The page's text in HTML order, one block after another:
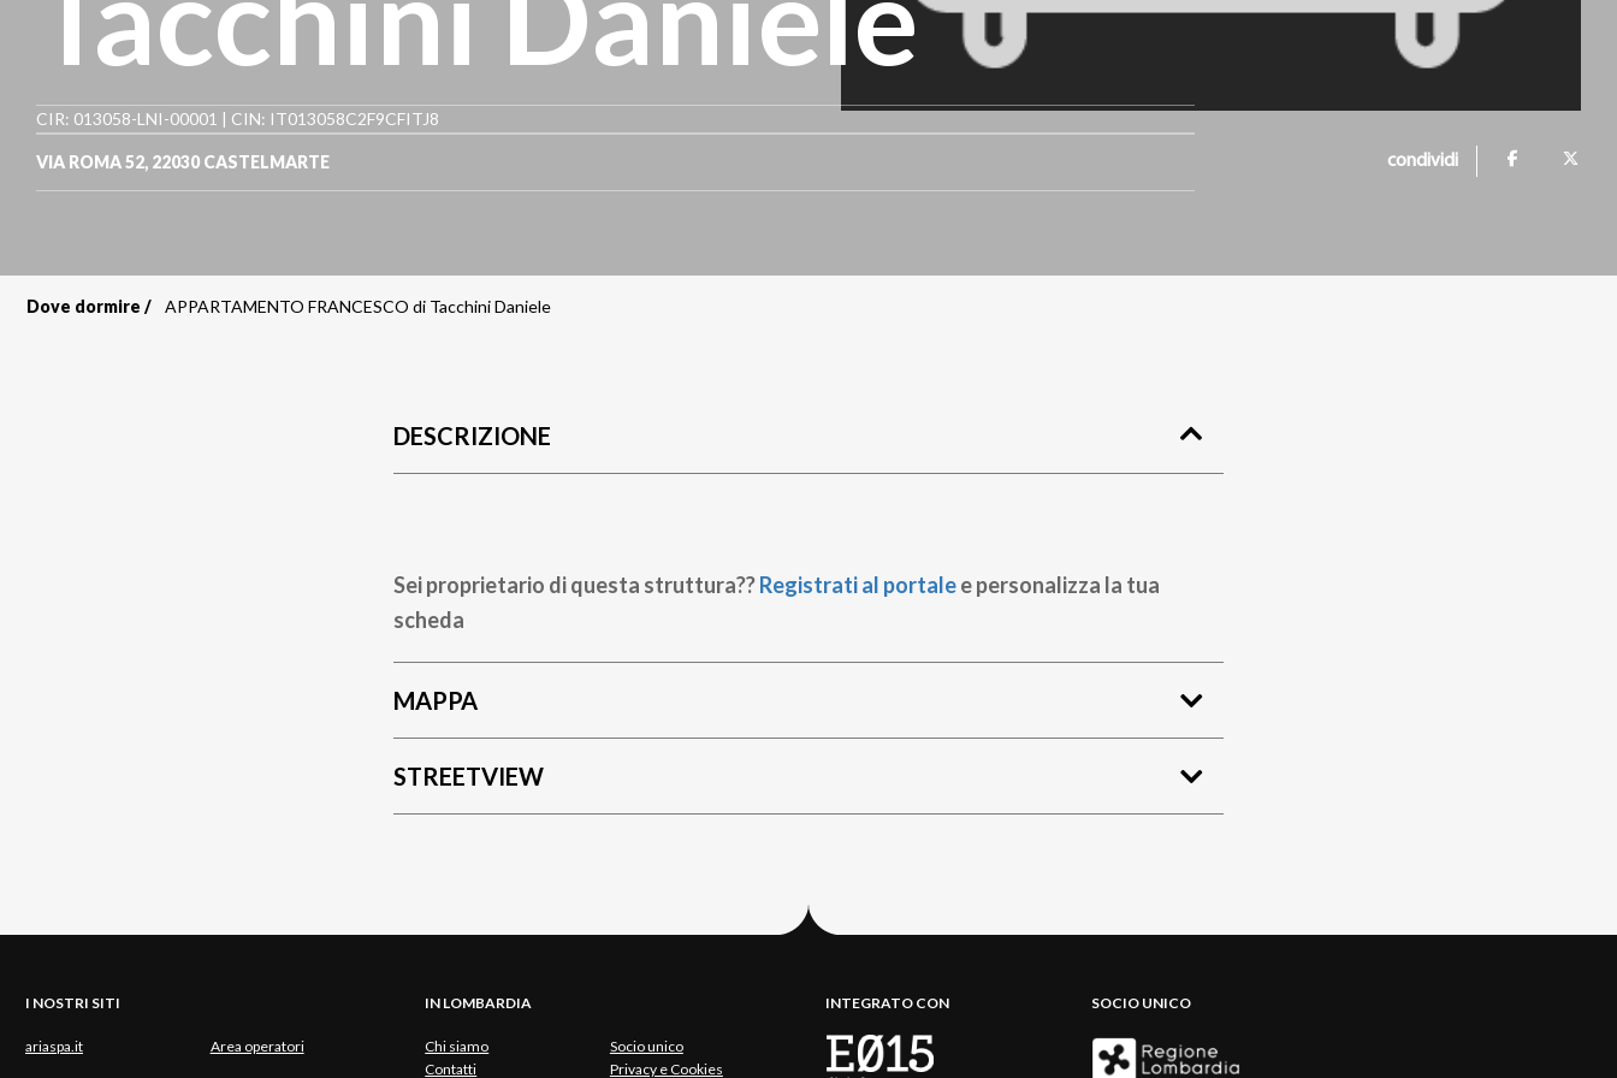
CIR: 013058-LNI-00001 | CIN: IT013058C2F9CFITJ8
VIA ROMA 52, 22030 CASTELMARTE condividi
Dove dormire APPARTAMENTO FRANCESCO di Tacchini Daniele
DESCRIZIONE
Sei proprietario di questa struttura??Registrati al portalee personalizza la tua
scheda
MAPPA
STREETVIEW
I NOSTRI SITI
ariaspa.it Area operatori
IN LOMBARDIA
Chi siamo
Socio unico
Contatti
Privacy e Cookies
INTEGRATO CON SOCIO UNICO